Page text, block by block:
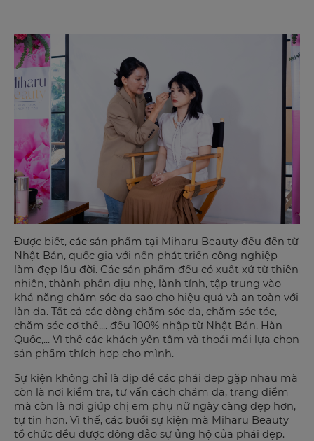
Được biết, các sản phẩm tại Miharu Beauty đều đến từ
Nhật Bản, quốc gia với nền phát triển công nghiệp
làm đẹp lâu đời. Các sản phẩm đều có xuất xứ từ thiên
nhiên, thành phần dịu nhẹ, lành tính, tập trung vào
khả năng chăm sóc da sao cho hiệu quả và an toàn với
làn da. Tất cả các dòng chăm sóc da, chăm sóc tóc,
chăm sóc cơ thể,... đều 100% nhập từ Nhật Bản, Hàn
Quốc,... Vì thế các khách yên tâm và thoải mái lựa chọn
sản phẩm thích hợp cho mình.
Sự kiện không chỉ là dịp để các phái đẹp gặp nhau mà
còn là nơi kiểm tra, tư vấn cách chăm da, trang điểm
mà còn là nơi giúp chị em phụ nữ ngày càng đẹp hơn,
tự tin hơn. Vì thế, các buổi sự kiện mà Miharu Beauty
tổ chức đều được đông đảo sự ủng hộ của phái đẹp.